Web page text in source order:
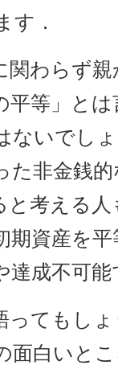
す．
関わらず
平等」と
ないでし
た非金銭
と考える
期資産を
達成不可能
ってもし
面白いと